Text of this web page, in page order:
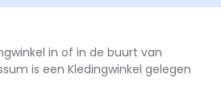
in of in de buurt van
is een Kledingwinkel gelegen